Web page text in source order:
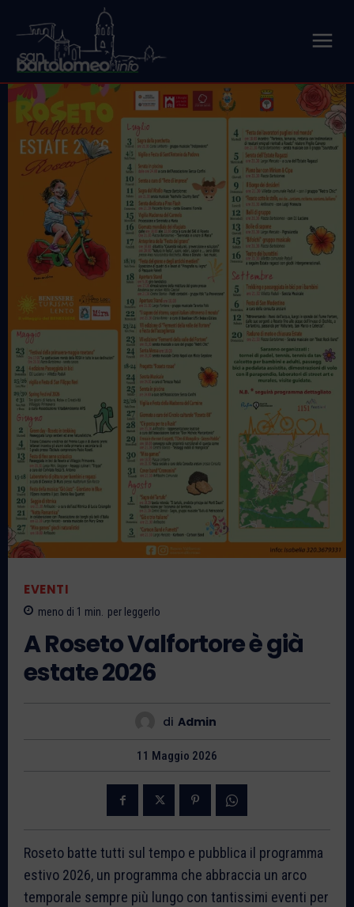
EVENTI
meno di 1 min. per leggerlo
A Roseto Valfortore è già
estate 2026
di Admin
11 Maggio 2026
Roseto batte tutti sul tempo e pubblica il programma
estivo 2026, un programma che abbraccia un arco
temporale sempre più lungo con tantissimi eventi per